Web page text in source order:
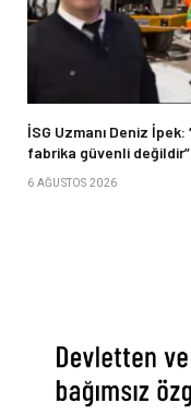
İSG Uzmanı Deniz
fabrika güvenli değildir”
6 AĞUSTOS 2026